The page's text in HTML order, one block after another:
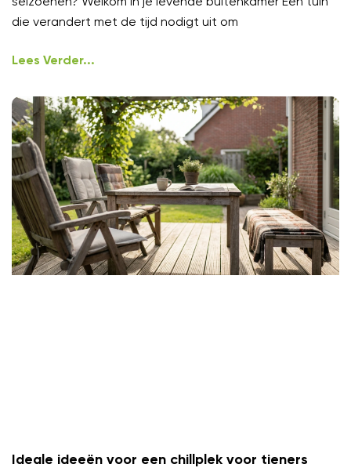
die verandert met de tijd nodigt uit om
Lees Verder...
Ideale ideeën voor een chillplek voor tieners